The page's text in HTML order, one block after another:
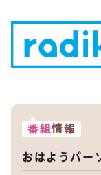
番組情報
おはようパー